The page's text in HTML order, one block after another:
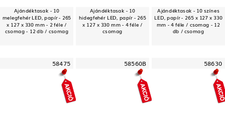
Ajándéktasak - 10
melegfehér LED, papír - 265
x 127 x 330 mm - 2 féle /
csomag - 12 db / csomag
Ajándéktasak - 10
hidegfehér LED, papír - 265
x 127 x 330 mm - 4 féle /
csomag
Ajándéktasak - 10 színes
LED, papír - 265 x 127 x 330
mm - 4 féle / csomag - 12
db / csomag
58475 58560B 58630